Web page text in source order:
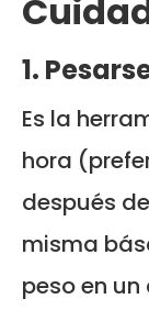
1.
Es la
hora
después
misma
peso en un